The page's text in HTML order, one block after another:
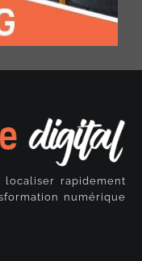
localiser rapidement
numérique